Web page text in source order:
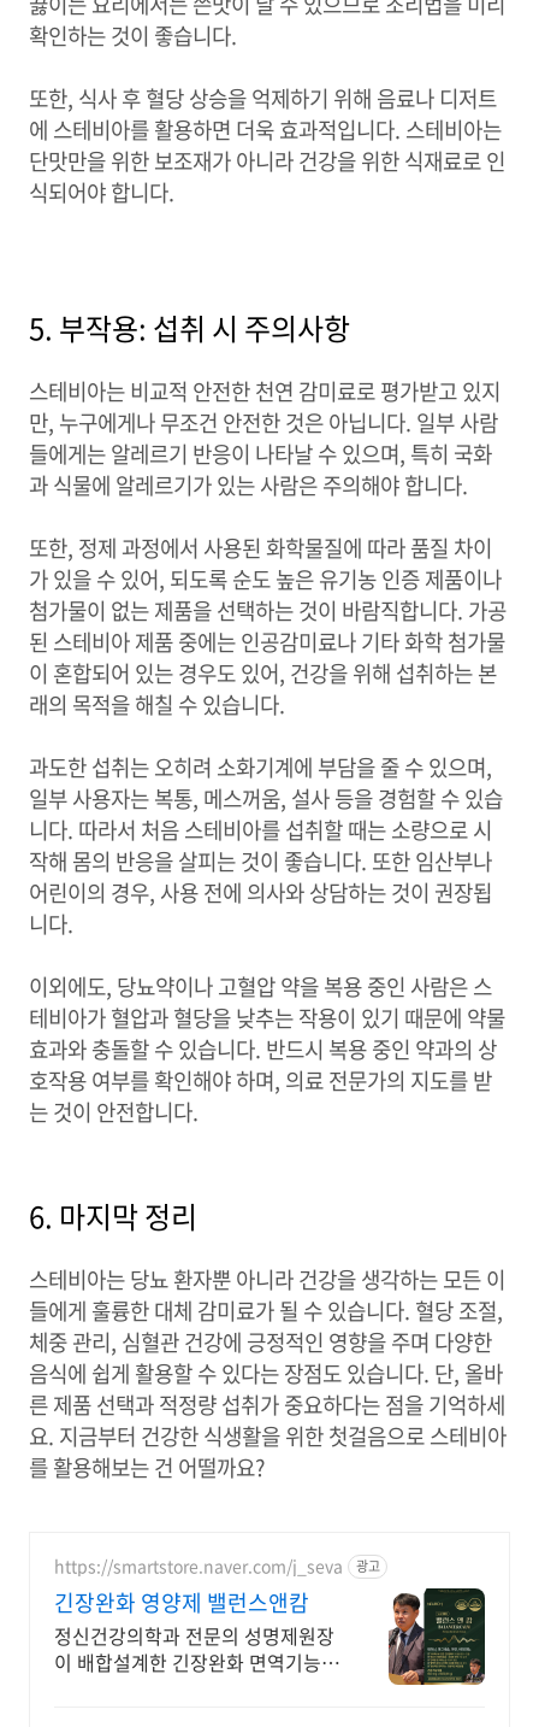
확인하는 것이 좋습니다.
또한, 식사 후 혈당 상승을 억제하기 위해 음료나 디저트
에 스테비아를 활용하면 더욱 효과적입니다. 스테비아는
단맛만을 위한 보조재가 아니라 건강을 위한 식재료로 인
식되어야 합니다.
5. 부작용: 섭취 시 주의사항
스테비아는 비교적 안전한 천연 감미료로 평가받고 있지
만, 누구에게나 무조건 안전한 것은 아닙니다. 일부 사람
들에게는 알레르기 반응이 나타날 수 있으며, 특히 국화
과 식물에 알레르기가 있는 사람은 주의해야 합니다.
또한, 정제 과정에서 사용된 화학물질에 따라 품질 차이
가 있을 수 있어, 되도록 순도 높은 유기농 인증 제품이나
첨가물이 없는 제품을 선택하는 것이 바람직합니다. 가공
된 스테비아 제품 중에는 인공감미료나 기타 화학 첨가물
이 혼합되어 있는 경우도 있어, 건강을 위해 섭취하는 본
래의 목적을 해칠 수 있습니다.
과도한 섭취는 오히려 소화기계에 부담을 줄 수 있으며,
일부 사용자는 복통, 메스꺼움, 설사 등을 경험할 수 있습
니다. 따라서 처음 스테비아를 섭취할 때는 소량으로 시
작해 몸의 반응을 살피는 것이 좋습니다. 또한 임산부나
어린이의 경우, 사용 전에 의사와 상담하는 것이 권장됩
니다.
이외에도, 당뇨약이나 고혈압 약을 복용 중인 사람은 스
테비아가 혈압과 혈당을 낮추는 작용이 있기 때문에 약물
효과와 충돌할 수 있습니다. 반드시 복용 중인 약과의 상
호작용 여부를 확인해야 하며, 의료 전문가의 지도를 받
는 것이 안전합니다.
6. 마지막 정리
스테비아는 당뇨 환자뿐 아니라 건강을 생각하는 모든 이
들에게 훌륭한 대체 감미료가 될 수 있습니다. 혈당 조절,
체중 관리, 심혈관 건강에 긍정적인 영향을 주며 다양한
음식에 쉽게 활용할 수 있다는 장점도 있습니다. 단, 올바
른 제품 선택과 적정량 섭취가 중요하다는 점을 기억하세
요. 지금부터 건강한 식생활을 위한 첫걸음으로 스테비아
를 활용해보는 건 어떨까요?
https://smartstore.naver.com/j_seva 광고
긴장완화 영양제 밸런스앤캄
정신건강의학과 전문의 성명제원장
이 배합설계한 긴장완화 면역기능